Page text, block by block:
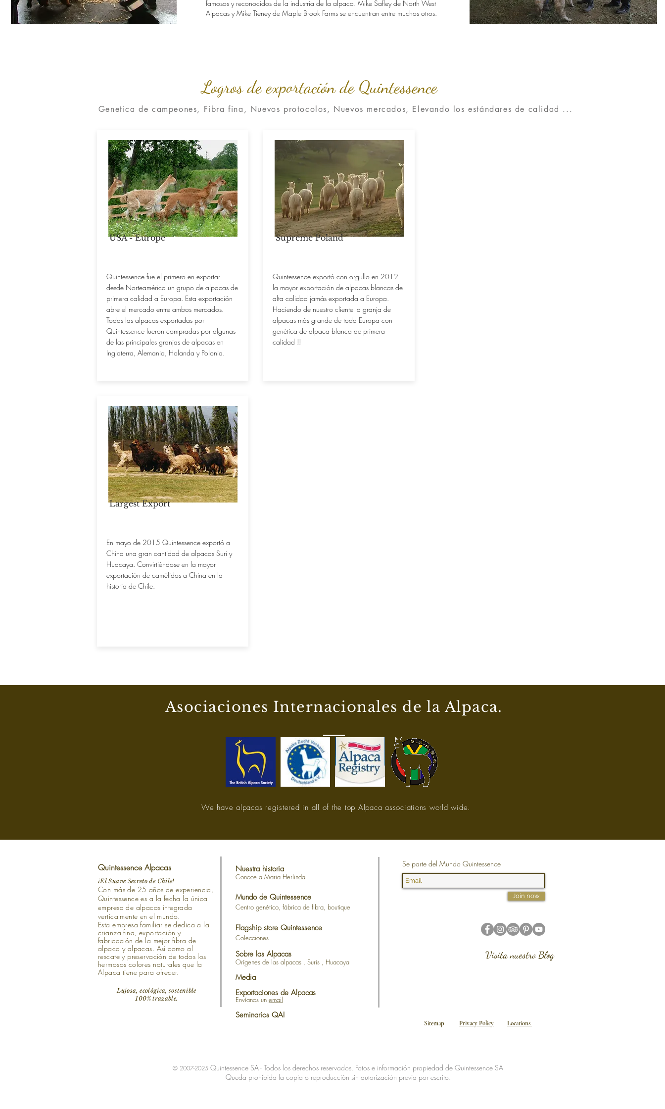
famosos y reconocidos de la industria de la alpaca. Mike Safley de North West
Alpacas y Mike Tieney de Maple Brook Farms se encuentran entre muchos otros.
Logros de exportación de Quintessence
Genetica de campeones, Fibra fina, Nuevos protocolos, Nuevos mercados, Elevando los estándares de calidad ...
USA - Europe
Quintessence fue el primero en exportar
desde Norteamérica un grupo de alpacas de
primera calidad a Europa. Esta exportación
abre el mercado entre ambos mercados.
Todas las alpacas exportadas por
Quintessence fueron compradas por algunas
de las principales granjas de alpacas en
Inglaterra, Alemania, Holanda y Polonia.
Supreme Poland
Quintessence exportó con orgullo en 2012
la mayor exportación de alpacas blancas de
alta calidad jamás exportada a Europa.
Haciendo de nuestro cliente la granja de
alpacas más grande de toda Europa con
genética de alpaca blanca de primera
calidad !!
Largest Export
En mayo de 2015 Quintessence exportó a
China una gran cantidad de alpacas Suri y
Huacaya. Convirtiéndose en la mayor
exportación de camélidos a China en la
historia de Chile.
Asociaciones Internacionales de la Alpaca.
We have alpacas registered in all of the top Alpaca associations world wide.
Quintessence Alpacas
¡El Suave Secreto de Chile!
Con más de 25 años de experiencia,
Quintessence es a la fecha la única
empresa de alpacas integrada
verticalmente en el mundo.
Esta empresa familiar se dedica a la
crianza fina, exportación y
fabricación de la mejor fibra de
alpaca y alpacas. Así como al
rescate y preservación de todos los
hermosos colores naturales que la
Alpaca tiene para ofrecer.
Lujosa, ecológica, sostenible
100% trazable.
Nuestra historia
Conoce a Maria Herlinda
Mundo de Quintessence
Centro genético, fábrica de fibra, boutique
Flagship store Quintessence
Colecciones
Sobre las Alpacas
Orígenes de las alpacas , Suris , Huacaya
Media
Exportaciones de Alpacas
Envíanos un email
Seminarios QAI
Se parte del Mundo Quintessence
Join now
Visita nuestro Blog
Sitemap Privacy Policy Locations
© 2007-2025 Quintessence SA - Todos los derechos reservados. Fotos e información propiedad de Quintessence SA
Queda prohibida la copia o reproducción sin autorización previa por escrito.